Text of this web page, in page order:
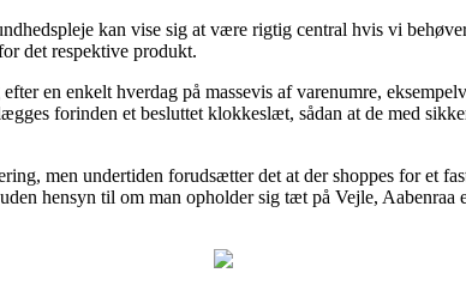
kan vise sig at være rigtig central hvis vi
det respektive produkt.
en enkelt hverdag på massevis af varenumre,
forinden et besluttet klokkeslæt, sådan at de med
men undertiden forudsætter det at der shoppes for et
hensyn til om man opholder sig tæt på Vejle,